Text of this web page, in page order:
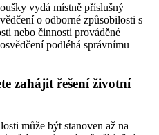
vydá místně příslušný
o odborné způsobilosti s
nebo činnosti prováděné
podléhá správnímu
zahájit řešení životní
může být stanoven až na